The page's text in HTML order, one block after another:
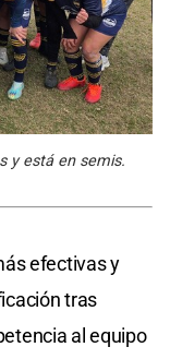
y está en semis.
efectivas y
tras
al equipo